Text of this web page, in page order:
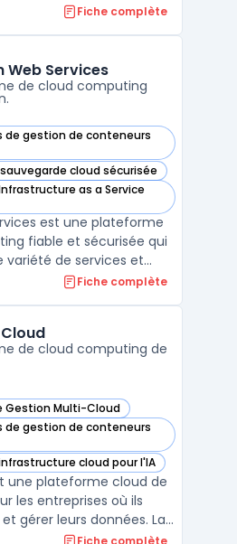
cible les
et de conformité stricte.
Fiche complète
Web Services
de cloud computing
de gestion de conteneurs
Services dans cette catégorie
cloud sécurisée
Services dans cette catégorie
as a Service
Services dans cette catégorie
est une plateforme
fiable et sécurisée qui
variété de services et
les entreprises à gérer de
accéder à une gestion
Fiche complète
de cloud computing de
Gestion Multi-Cloud
dans cette catégorie
de gestion de conteneurs
dans cette catégorie
cloud pour l'IA
dans cette catégorie
une plateforme cloud de
les entreprises où ils
gérer leurs données. La
permet aux clients
Fiche complète